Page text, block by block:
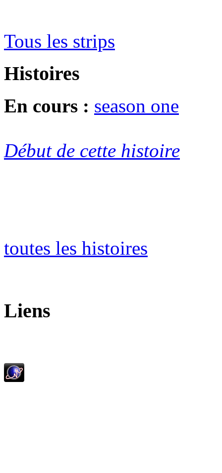
Tous les strips
Histoires
En cours : season one
Début de cette histoire
toutes les histoires
Liens